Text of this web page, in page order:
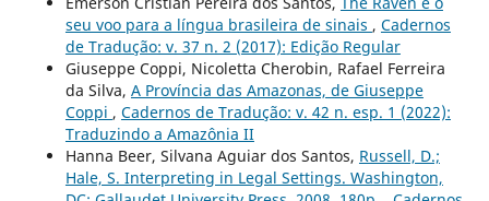
seu voo para a língua brasileira de sinais , Cadernos
de Tradução: v. 37 n. 2 (2017): Edição Regular
Giuseppe Coppi, Nicoletta Cherobin, Rafael Ferreira
da Silva, A Província das Amazonas, de Giuseppe
Coppi , Cadernos de Tradução: v. 42 n. esp. 1 (2022):
Traduzindo a Amazônia II
Hanna Beer, Silvana Aguiar dos Santos, Russell, D.;
Hale, S. Interpreting in Legal Settings. Washington,